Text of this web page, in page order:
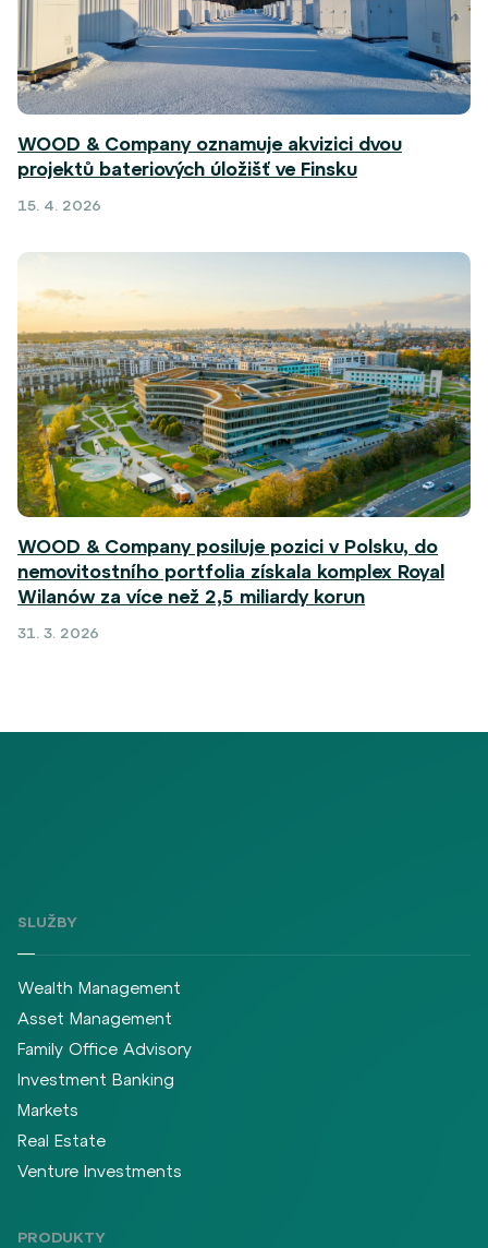
WOOD & Company oznamuje akvizici dvou
projektů bateriových úložišť ve Finsku
15. 4. 2026
WOOD & Company posiluje pozici v Polsku, do
nemovitostního portfolia získala komplex Royal
Wilanów za více než 2,5 miliardy korun
31. 3. 2026
SLUŽBY
Wealth Management
Asset Management
Family Office Advisory
Investment Banking
Markets
Real Estate
Venture Investments
PRODUKTY